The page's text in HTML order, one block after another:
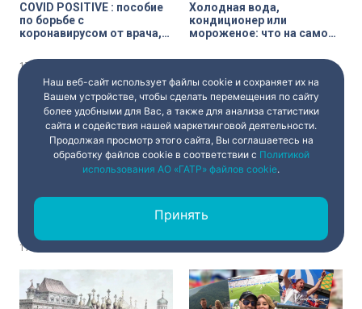
COVID POSITIVE : пособие
по борьбе с
коронавирусом от врача,
политика
17 июня 2021
Холодная вода,
кондиционер или
мороженое: что на самом
перенести жару
петербуржец: посетители
17 июня 2021
боевик «Телохранитель
«Человек, который
продал свою кожу» —
Наш веб-сайт использует файлы cookie и сохраняет их на
Вашем устройстве, чтобы сделать перемещения по сайту
более удобными для Вас, а также для анализа статистики
сайта и содействия нашей маркетинговой деятельности.
Продолжая просмотр этого сайта, Вы соглашаетесь на
обработку файлов cookie в соответствии с Политикой
использования АО «ГАТР» файлов cookie.
Принять